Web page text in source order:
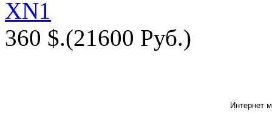
360 $.(21600 Руб.)
Интернет